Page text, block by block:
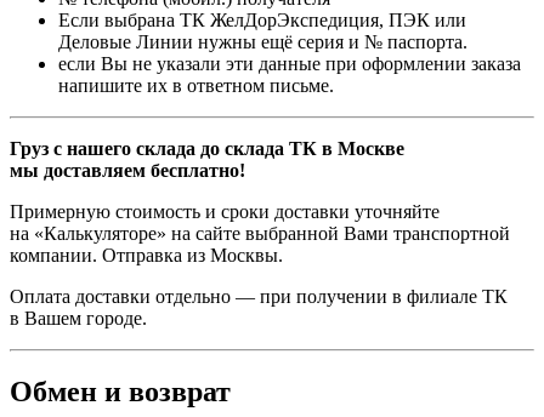
Если выбрана ТК ЖелДорЭкспедиция, ПЭК или
Деловые Линии нужны ещё серия и № паспорта.
если Вы не указали эти данные при оформлении заказа
напишите их в ответном письме.
Груз с нашего склада до склада ТК в Москве
мы доставляем бесплатно!
Примерную стоимость и сроки доставки уточняйте
на «Калькуляторе» на сайте выбранной Вами транспортной
компании. Отправка из Москвы.
Оплата доставки отдельно — при получении в филиале ТК
в Вашем городе.
Обмен и возврат